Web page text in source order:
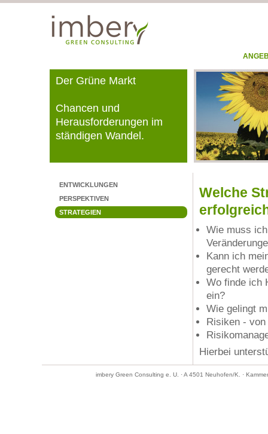
Der Grüne Markt
Chancen und
Herausforderungen im
ständigen Wandel.
ENTWICKLUNGEN
PERSPEKTIVEN
STRATEGIEN
Welche
Wie muss
Kann ich
gerecht
Wo finde ich
ein?
Wie gelingt
Risiken -
Hierbei
imbery Green Consulting e. U. · A 4501 Neuhofen/K. ·